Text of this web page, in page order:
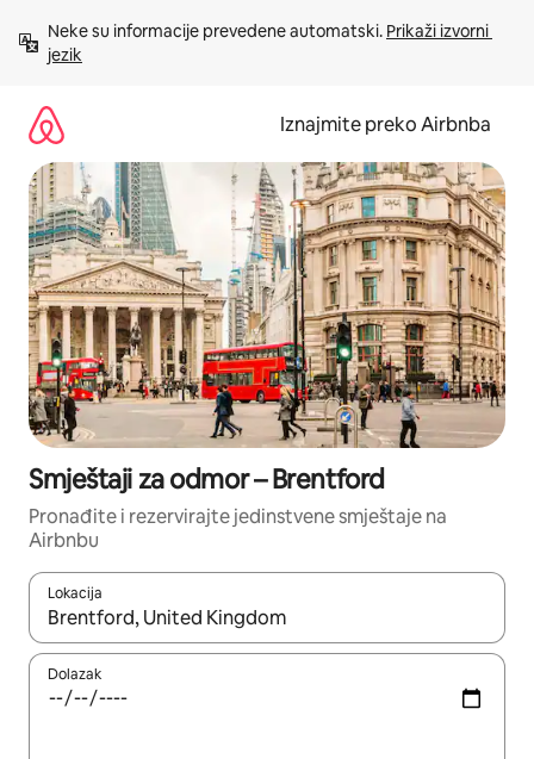
sadržaj
Neke su informacije prevedene automatski. Prikaži izvorni
jezik
Iznajmite preko Airbnba
Smještaji za odmor – Brentford
Pronađite i rezervirajte jedinstvene smještaje na
Airbnbu
Lokacija
Kada budu dostupni rezultati, moći ćete ih pregledati
Dolazak